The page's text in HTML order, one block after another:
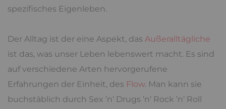
spezifisches Eigenleben.
Der Alltag ist der eine Aspekt, das Außeralltägliche
ist das, was unser Leben lebenswert macht. Es sind
auf verschiedene Arten hervorgerufene
Erfahrungen der Einheit, des Flow. Man kann sie
buchstäblich durch Sex ’n‘ Drugs ’n‘ Rock ’n‘ Roll